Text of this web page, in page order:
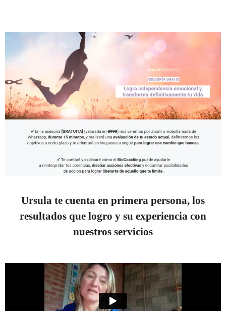
Ursula te cuenta en primera persona, los
resultados que logro y su experiencia con
nuestros servicios